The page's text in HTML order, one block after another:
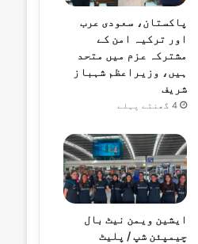
پاکستان، سعودی عرب
اور ترکیہ امن کے
مشترکہ عزم میں متحد
ہیں، وزیراعظم شہباز
شریف
4 گھنٹے پہلے
ایشین ویمن نیٹ بال
چیمپئن شپ / پلیٹ